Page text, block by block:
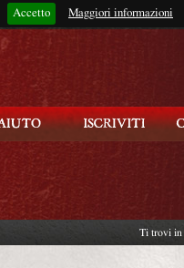
Accetto Maggiori informazioni
Rimani connesso?
Ti trovi in